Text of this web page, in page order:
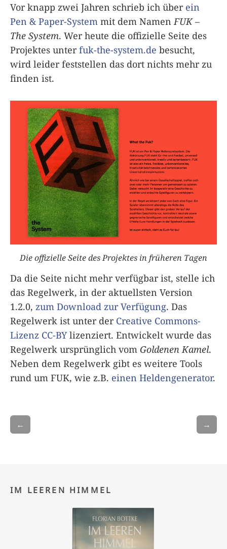
Vor knapp zwei Jahren schrieb ich über ein
Pen & Paper-System mit dem Namen FUK –
The System. Wer heute die offizielle Seite des
Projektes unterfuk-the-system.de besucht,
wird leider feststellen das dort nichts mehr zu
finden ist.
Die offizielle Seite des Projektes in früheren Tagen
Da die Seite nicht mehr verfügbar ist, stelle ich
das Regelwerk, in der aktuellsten Version
1.2.0, zum Download zur Verfügung. Das
Regelwerk ist unter der Creative Commons-
Lizenz CC-BYlizenziert. Entwickelt wurde das
Regelwerk ursprünglich vom Goldenen Kamel.
Neben dem Regelwerk gibt es weitere Tools
rund um FUK, wie z.B. einen Heldengenerator.
← →
IM LEEREN HIMMEL